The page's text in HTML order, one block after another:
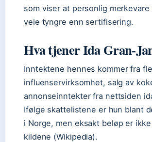
som viser at personlig
veie tyngre enn sertifisering.
Hva tjener Ida Gran-
Inntektene hennes kommer fra
influenservirksomhet, salg av
annonseinntekter fra nettsiden
Ifølge skattelistene er hun blant
i Norge, men eksakt beløp er
kildene (Wikipedia).